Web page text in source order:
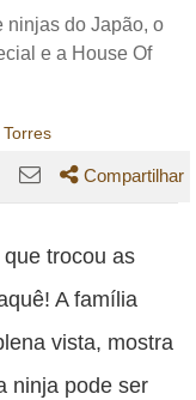
ninjas do Japão, o
e a House Of
esta
publicação
Compartilhar
trocou as
A família
vista, mostra
ninja pode ser